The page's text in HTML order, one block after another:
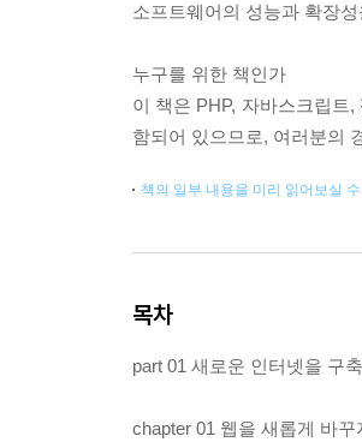
소프트웨어의 성능과 확장
누구를 위한 책인가
이 책은 PHP, 자바스크립트
함되어 있으므로, 여러분의
책의 일부 내용을 미리 읽어보실
목차
part 01 새로운 인터넷을 구
chapter 01 웹을 새롭게 바꾸